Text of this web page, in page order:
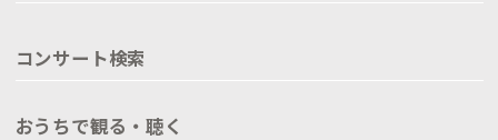
コンサート検索
おうちで観る・聴く